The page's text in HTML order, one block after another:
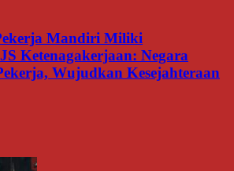
Mandiri Miliki
Ketenagakerjaan: Negara
Wujudkan Kesejahteraan